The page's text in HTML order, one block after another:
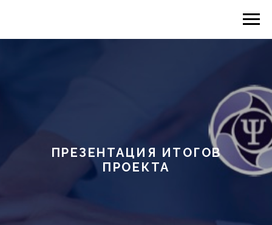
ПРЕЗЕНТАЦИЯ ИТОГОВ
ПРОЕКТА